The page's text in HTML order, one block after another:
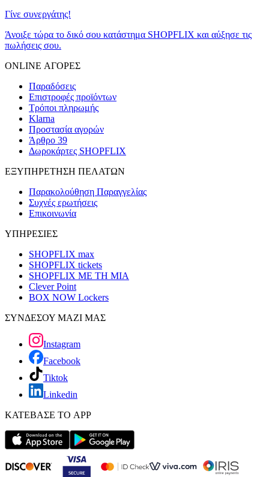
Γίνε συνεργάτης!
Άνοιξε τώρα το δικό σου κατάστημα SHOPFLIX και αύξησε τις
πωλήσεις σου.
ONLINE ΑΓΟΡΕΣ
Παραδόσεις
Επιστροφές προϊόντων
Τρόποι πληρωμής
Klarna
Προστασία αγορών
Άρθρο 39
Δωροκάρτες SHOPFLIX
ΕΞΥΠΗΡΕΤΗΣΗ ΠΕΛΑΤΩΝ
Παρακολούθηση Παραγγελίας
Συχνές ερωτήσεις
Επικοινωνία
ΥΠΗΡΕΣΙΕΣ
SHOPFLIX max
SHOPFLIX tickets
SHOPFLIX ΜΕ ΤΗ ΜΙΑ
Clever Point
BOX NOW Lockers
ΣΥΝΔΕΣΟΥ ΜΑΖΙ ΜΑΣ
Instagram
Facebook
Tiktok
Linkedin
ΚΑΤΕΒΑΣΕ ΤΟ APP